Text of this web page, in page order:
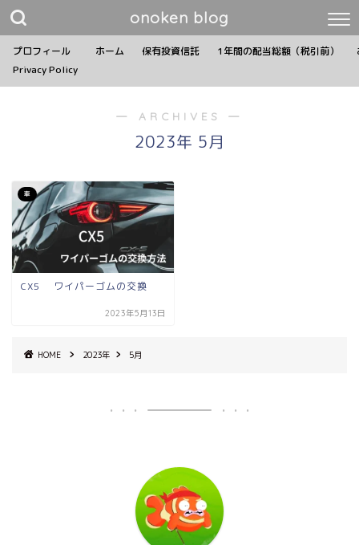
onoken blog
プロフィール
Privacy Policy
ホーム 保有投資信託 1年間の配当総額（税引前）
― ARCHIVES ―
2023年 5月
車
CX5 ワイパーゴムの交換
2023年5月13日
HOME 2023年 5月